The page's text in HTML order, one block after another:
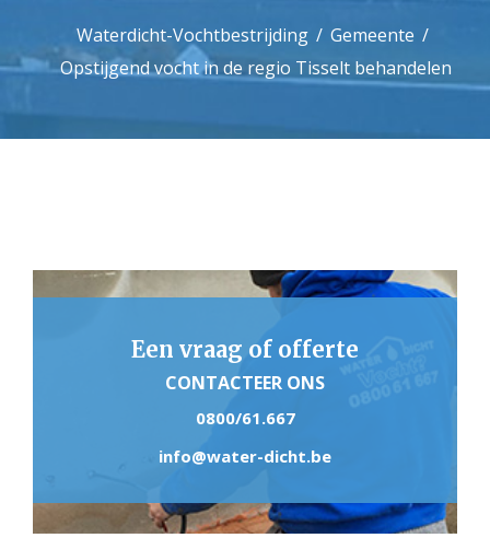
Waterdicht-Vochtbestrijding
Gemeente
Opstijgend vocht in de regio Tisselt behandelen
Een vraag of offerte
CONTACTEER ONS
0800/61.667
info@water-dicht.be